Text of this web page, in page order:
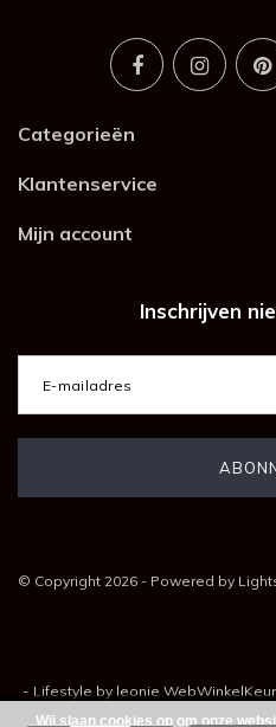
Categorieën
Klantenservice
Mijn account
Inschrijven
© Copyright 2026 - Powered by
- Lifestyle by leonie WebWinkelKeur
Wij slaan cookies op om onze